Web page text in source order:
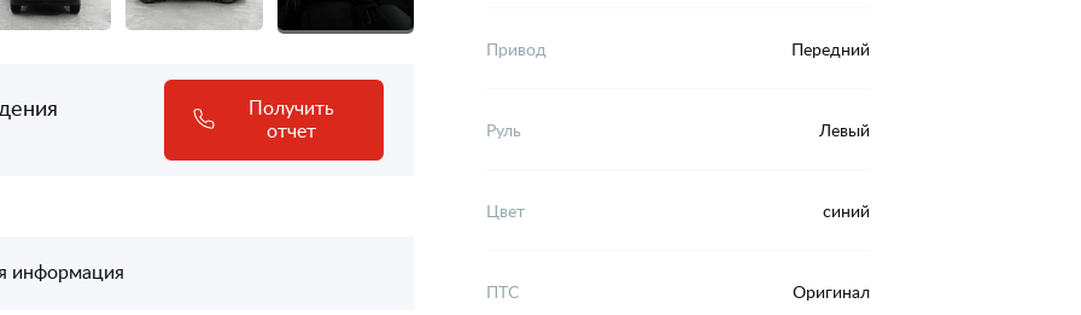
Получить
отчет
информация
Привод Передний
Руль Левый
Цвет синий
ПТС Оригинал